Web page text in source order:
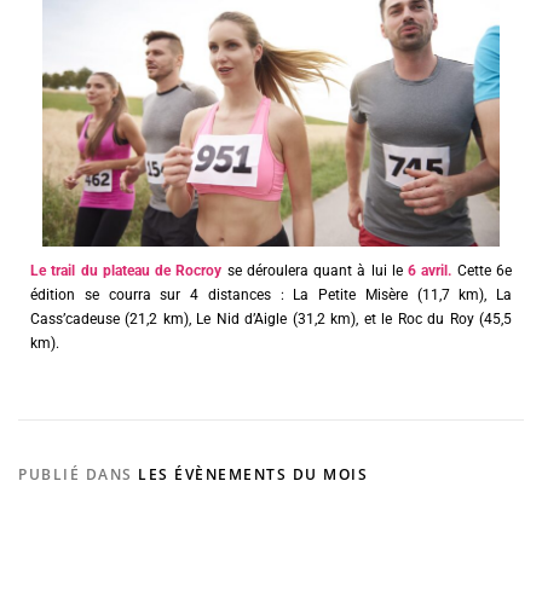
Le trail du plateau de Rocroy se déroulera quant à lui le6 avril. Cette 6e
édition se courra sur 4 distances : La Petite Misère (11,7 km), La
Cass’cadeuse (21,2 km), Le Nid d’Aigle (31,2 km), et le Roc du Roy (45,5
km).
PUBLIÉ DANS LES ÉVÈNEMENTS DU MOIS